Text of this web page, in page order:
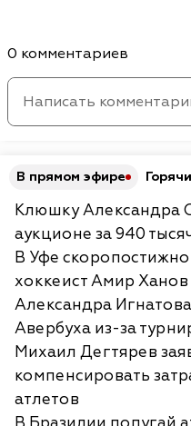
0 комментариев
В прямом эфире
Клюшку Александра
аукционе за 940
В Уфе
хоккеист Амир Ханов
Александра
Авербуха из-за
Михаил Дегтярев
компенсировать
атлетов